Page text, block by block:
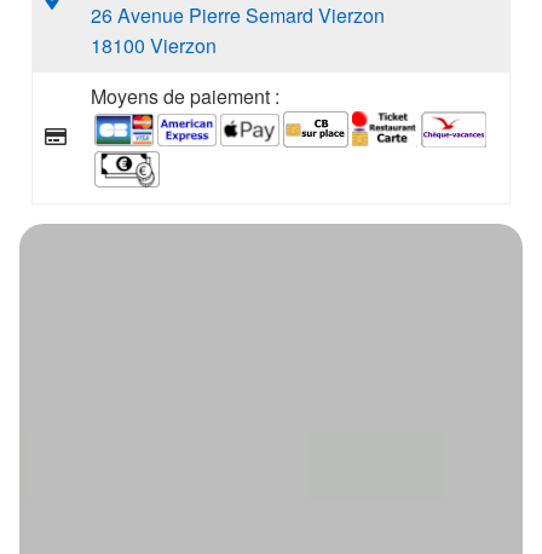
26 Avenue Pierre Semard Vierzon
18100 Vierzon
Moyens de paiement :